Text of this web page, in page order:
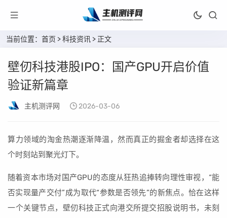
当前位置： 首页 >科技资讯 > 正文
壁仞科技港股IPO：国产GPU开启价值
验证新篇章
主机测评网 2026-03-06
算力领域的淘金热潮逐渐降温，然而真正的掘金者却选择在这
个时刻站到聚光灯下。
随着资本市场对国产GPU的态度从狂热追捧转向理性审视，“能
否实现量产交付”成为取代“参数是否领先”的新焦点。恰在这样
一个关键节点，壁仞科技正式向港交所提交招股说明书，未刻